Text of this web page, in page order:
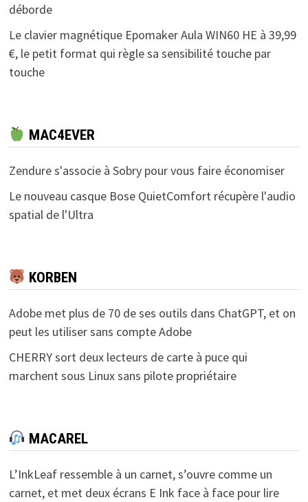
déborde
Le clavier magnétique Epomaker Aula WIN60 HE à 39,99
€, le petit format qui règle sa sensibilité touche par
touche
MAC4EVER
Zendure s'associe à Sobry pour vous faire économiser
Le nouveau casque Bose QuietComfort récupère l'audio
spatial de l'Ultra
KORBEN
Adobe met plus de 70 de ses outils dans ChatGPT, et on
peut les utiliser sans compte Adobe
CHERRY sort deux lecteurs de carte à puce qui
marchent sous Linux sans pilote propriétaire
MACAREL
L’InkLeaf ressemble à un carnet, s’ouvre comme un
carnet, et met deux écrans E Ink face à face pour lire